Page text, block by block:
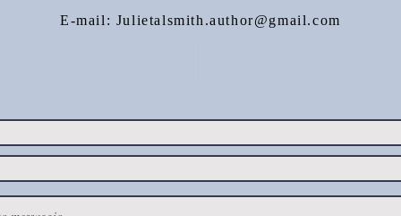
E-mail: Julietalsmith.author@gmail.com